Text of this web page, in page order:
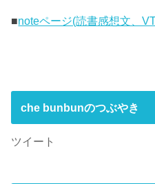
■noteページ(読書感想文、
che bunbunのつぶやき
ツイート